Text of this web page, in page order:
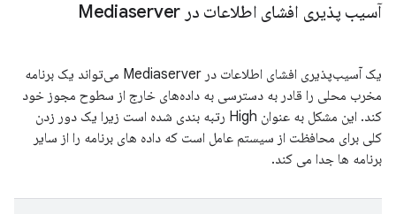
آسیب پذیری افشای اطلاعات در Mediaserver
یک آسیب‌پذیری افشای اطلاعات در Mediaserver می‌تواند یک برنامه
مخرب محلی را قادر به دسترسی به داده‌های خارج از سطوح مجوز خود
کند. این مشکل به عنوان High رتبه بندی شده است زیرا یک دور زدن
کلی برای محافظت از سیستم عامل است که داده های برنامه را از سایر
برنامه ها جدا می کند.